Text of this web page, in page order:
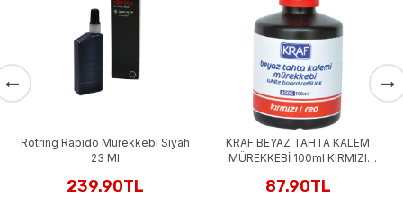
Rotrıng Rapido Mürekkebi Siyah
23 Ml
239.90TL
KRAF BEYAZ TAHTA KALEM
MÜREKKEBİ 100ml KIRMIZI
87.90TL